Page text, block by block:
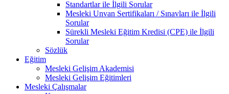
Standartlar ile İlgili Sorular
Mesleki Unvan Sertifikaları / Sınavları ile İlgili
Sorular
Sürekli Mesleki Eğitim Kredisi (CPE) ile İlgili
Sorular
Sözlük
Eğitim
Mesleki Gelişim Akademisi
Mesleki Gelişim Eğitimleri
Mesleki Çalışmalar